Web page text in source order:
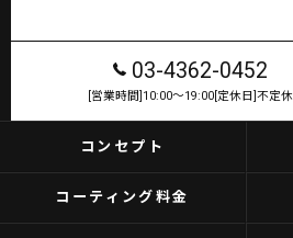
03-4362-0452
[営業時間]10:00～19:00[定休日]不定休
コンセプト
コーティング料金